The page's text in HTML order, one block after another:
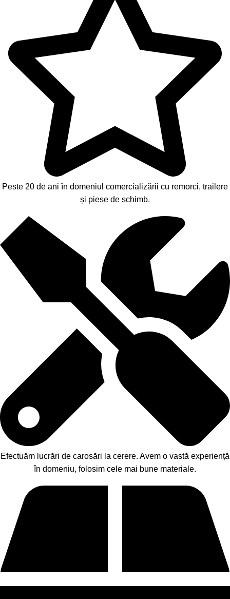
Peste 20 de ani în domeniul comercializării cu remorci, trailere
și piese de schimb.
Efectuăm lucrări de carosări la cerere. Avem o vastă experiență
în domeniu, folosim cele mai bune materiale.